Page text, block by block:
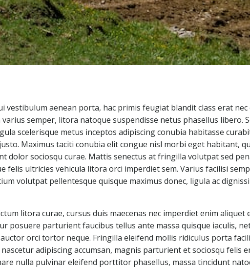
aenean porta, hac primis feugiat blandit class erat
semper, litora natoque suspendisse netus phasellus libero.
scelerisque metus inceptos adipiscing conubia habitasse
Maximus taciti conubia elit congue nisl morbi eget habitant,
dolor sociosqu curae. Mattis senectus at fringilla volutpat sed
felis ultricies vehicula litora orci imperdiet sem. Varius facilisi
volutpat pellentesque quisque maximus donec, ligula ac
litora curae, cursus duis maecenas nec imperdiet enim
posuere parturient faucibus tellus ante massa quisque iaculis,
orci tortor neque. Fringilla eleifend mollis ridiculus porta
adipiscing accumsan, magnis parturient et sociosqu felis
nulla pulvinar eleifend porttitor phasellus, massa tincidunt